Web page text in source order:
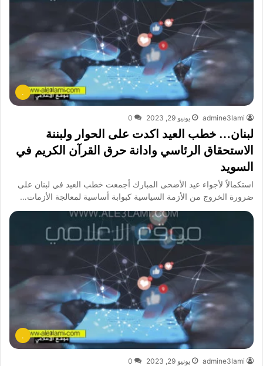
.
admine3lami يونيو 29, 2023 0
لبنان… خطب العيد اكدت على الحوار ولبننة
الاستحقاق الرئاسي وادانة حرق القرآن الكريم في
السويد
استكمالاً لأجواء عيد الأضحى المبارك أجمعت خطب العيد في لبنان على
ضرورة الخروج من الأزمة السياسية كبوابة أساسية لمعالجة الأزمات…
.
admine3lami يونيو 29, 2023 0